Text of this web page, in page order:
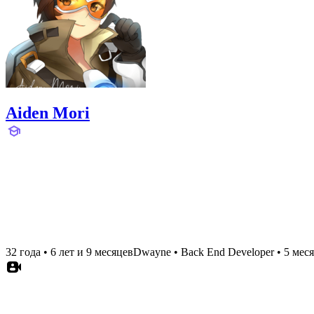
Aiden Mori
32 года • 6 лет и 9 месяцевDwayne • Back End Developer• 5